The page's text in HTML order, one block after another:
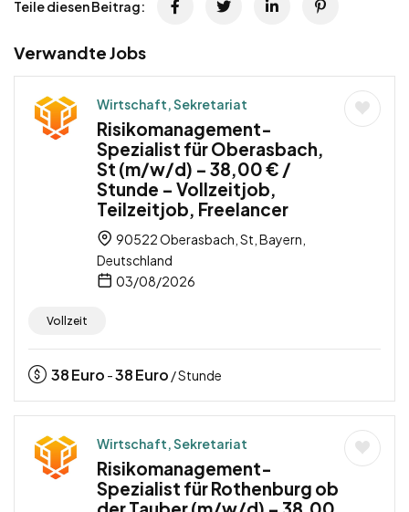
Teile diesen Beitrag:
Verwandte Jobs
Wirtschaft, Sekretariat
Risikomanagement-
Spezialist für Oberasbach,
St (m/w/d) – 38,00 € /
Stunde – Vollzeitjob,
Teilzeitjob, Freelancer
90522 Oberasbach, St, Bayern,
Deutschland
03/08/2026
Vollzeit
38Euro -38Euro / Stunde
Wirtschaft, Sekretariat
Risikomanagement-
Spezialist für Rothenburg ob